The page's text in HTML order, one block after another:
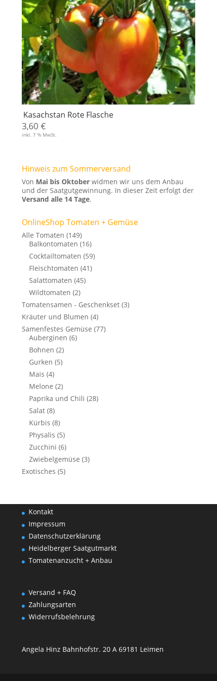
Kasachstan Rote Flasche
3,60 €
inkl. 7 % MwSt.
Hinweis zum Sommerversand
Von Mai bis Oktoberwidmen wir uns dem Anbau
und der Saatgutgewinnung. In dieser Zeit erfolgt der
Versand alle 14 Tage.
OnlineShop Tomaten + Gemüse
Alle Tomaten (149)
Balkontomaten (16)
Cocktailtomaten (59)
Fleischtomaten (41)
Salattomaten (45)
Wildtomaten (2)
Tomatensamen - Geschenkset (3)
Kräuter und Blumen (4)
Samenfestes Gemüse (77)
Auberginen (6)
Bohnen (2)
Gurken (5)
Mais (4)
Melone (2)
Paprika und Chili (28)
Salat (8)
Kürbis (8)
Physalis (5)
Zucchini (6)
Zwiebelgemüse (3)
Exotisches (5)
Kontakt
Impressum
Datenschutzerklärung
Heidelberger Saatgutmarkt
Tomatenanzucht + Anbau
Versand + FAQ
Zahlungsarten
Widerrufsbelehrung
Angela Hinz Bahnhofstr. 20 A 69181 Leimen